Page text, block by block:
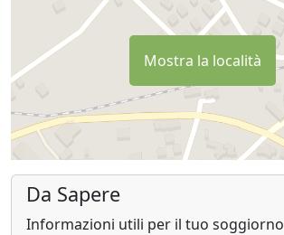
Mostra la località
Da Sapere
Informazioni utili per il tuo soggiorno